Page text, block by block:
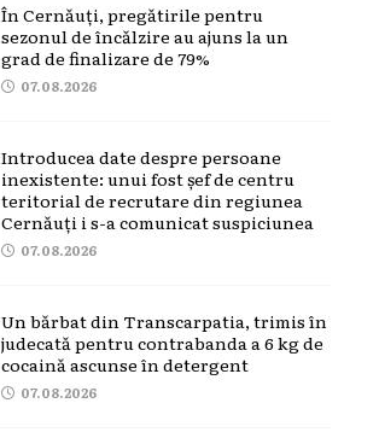
În Cernăuți, pregătirile pentru
sezonul de încălzire au ajuns la un
grad de finalizare de 79%
07.08.2026
Introducea date despre persoane
inexistente: unui fost șef de centru
teritorial de recrutare din regiunea
Cernăuți i s-a comunicat suspiciunea
07.08.2026
Un bărbat din Transcarpatia, trimis în
judecată pentru contrabanda a 6 kg de
cocaină ascunse în detergent
07.08.2026